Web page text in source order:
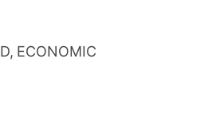
ECONOMIC